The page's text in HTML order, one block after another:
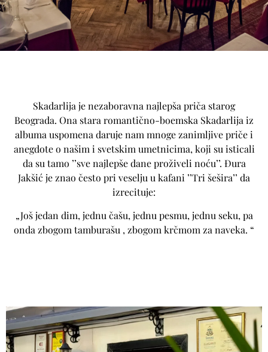
Skadarlija je nezaboravna najlepša priča starog
Beograda. Ona stara romantično-boemska Skadarlija iz
albuma uspomena daruje nam mnoge zanimljive priče i
anegdote o našim i svetskim umetnicima, koji su isticali
da su tamo ’’sve najlepše dane proživeli noću’’. Đura
Jakšić je znao često pri veselju u kafani ’’Tri šešira’’ da
izrecituje:
„Još jedan dim, jednu čašu, jednu pesmu, jednu seku, pa
onda zbogom tamburašu , zbogom krčmom za naveka. “
Bez njih, Skadarlija bi bila samo ulica, a „Tri...
0